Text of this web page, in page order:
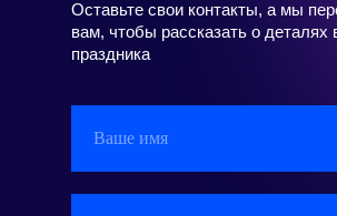
Оставьте свои контакты, а мы
вам, чтобы рассказать о деталях
праздника